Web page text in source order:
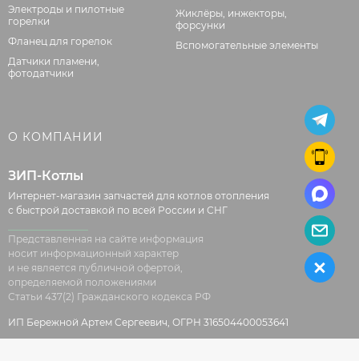
Электроды и пилотные
горелки
Фланец для горелок
Датчики пламени,
фотодатчики
Жиклёры, инжекторы,
форсунки
Вспомогательные элементы
О КОМПАНИИ
ЗИП-Котлы
Интернет-магазин запчастей для котлов отопления
с быстрой доставкой по всей России и СНГ
Представленная на сайте информация
носит информационный характер
и не является публичной офертой,
определяемой положениями
Статьи 437(2) Гражданского кодекса РФ
ИП Бережной Артем Сергеевич, ОГРН 316504400053641